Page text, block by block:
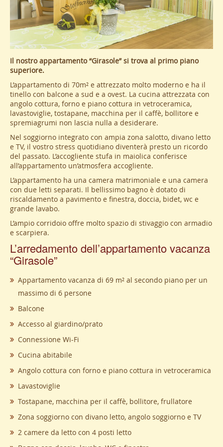
Il nostro appartamento “Girasole” si trova al primo piano
superiore.
L’appartamento di 70m² e attrezzato molto moderno e ha il
tinello con balcone a sud e a ovest. La cucina attrezzata con
angolo cottura, forno e piano cottura in vetroceramica,
lavastoviglie, tostapane, macchina per il caffè, bollitore e
spremiagrumi non lascia nulla a desiderare.
Nel soggiorno integrato con ampia zona salotto, divano letto
e TV, il vostro stress quotidiano diventerà presto un ricordo
del passato. L’accogliente stufa in maiolica conferisce
all’appartamento un’atmosfera accogliente.
L’appartamento ha una camera matrimoniale e una camera
con due letti separati. Il bellissimo bagno è dotato di
riscaldamento a pavimento e finestra, doccia, bidet, wc e
grande lavabo.
L’ampio corridoio offre molto spazio di stivaggio con armadio
e scarpiera.
L’arredamento dell’appartamento vacanza
“Girasole”
Appartamento vacanza di 69 m² al secondo piano per un
massimo di 6 persone
Balcone
Accesso al giardino/prato
Connessione Wi-Fi
Cucina abitabile
Angolo cottura con forno e piano cottura in vetroceramica
Lavastoviglie
Tostapane, macchina per il caffè, bollitore, frullatore
Zona soggiorno con divano letto, angolo soggiorno e TV
2 camere da letto con 4 posti letto